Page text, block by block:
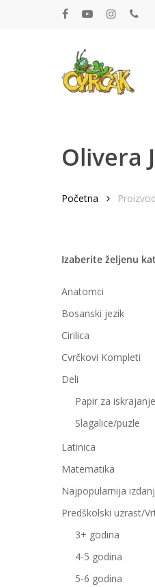
FACEBOOKYOUTUBEINSTAGRAM
PHONE
Hit enter to search or
Olivera
Početna
Izaberite željenu
Anatomci
Bosanski jezik
Cirilica
Cvrčkovi Kompleti
Deli
Papir za iskrajanje
Slagalice/puzle
Latinica
Matematika
Najpopularnija
Predškolski uzrast/
3+ godina
4-5 godina
5-6 godina